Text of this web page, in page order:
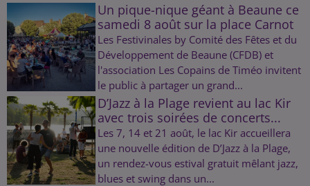
Un pique-nique géant à Beaune ce
samedi 8 août sur la place Carnot
Les Festivinales by Comité des Fêtes et du
Développement de Beaune (CFDB) et
l'association Les Copains de Timéo invitent
le public à partager un grand...
D’Jazz à la Plage revient au lac Kir
avec trois soirées de concerts...
Les 7, 14 et 21 août, le lac Kir accueillera
une nouvelle édition de D’Jazz à la Plage,
un rendez-vous estival gratuit mêlant jazz,
blues et swing dans un...